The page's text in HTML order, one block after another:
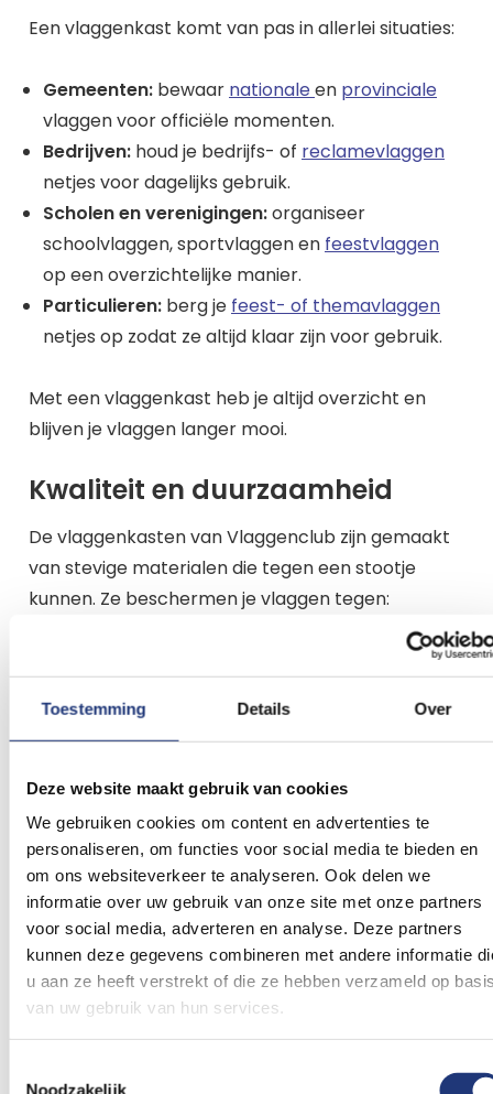
Toestemming Details Over
Deze website maakt gebruik van cookies
We gebruiken cookies om content en advertenties te
personaliseren, om functies voor social media te bieden en
om ons websiteverkeer te analyseren. Ook delen we
informatie over uw gebruik van onze site met onze partners
voor social media, adverteren en analyse. Deze partners
kunnen deze gegevens combineren met andere informatie
u aan ze heeft verstrekt of die ze hebben verzameld op
van uw gebruik van hun services.
Noodzakelijk
Een vlaggenkast komt van pas in allerlei situaties:
Gemeenten: bewaar nationaleen provinciale
vlaggen voor officiële momenten.
Bedrijven: houd je bedrijfs- of reclamevlaggen
netjes voor dagelijks gebruik.
Scholen en verenigingen:organiseer
schoolvlaggen, sportvlaggen en feestvlaggen
op een overzichtelijke manier.
Particulieren: berg je feest- of themavlaggen
netjes op zodat ze altijd klaar zijn voor gebruik.
Met een vlaggenkast heb je altijd overzicht en
blijven je vlaggen langer mooi.
Kwaliteit en duurzaamheid
De vlaggenkasten van Vlaggenclub zijn gemaakt
van stevige materialen die tegen een stootje
kunnen. Ze beschermen je vlaggen tegen:
Vuil en stof: je vlaggen blijven schoon, ook bij
Licht:beschermt tegen UV-straling en
verkleuren.
Zo blijft de kwaliteit van je vlag behouden, ook als
je deze niet dagelijks gebruikt.
Praktische voordelen in gebruik
Een vlaggenkast maakt het werken met vlaggen
veel makkelijker. Enkele voordelen in de praktijk: